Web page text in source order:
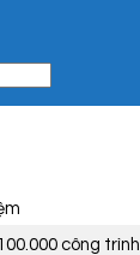
công trình